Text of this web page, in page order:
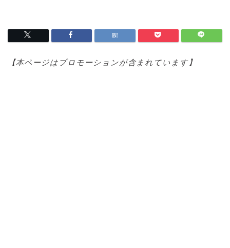
【本ページはプロモーションが含まれています】